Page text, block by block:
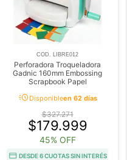
COD. LIBRE012
Perforadora Troqueladora
Gadnic 160mm Embossing
Scrapbook Papel
acuteDisponibleen 62 días
$327.271
$179.999
45% OFF
DESDE 6 CUOTAS SIN INTERÉS